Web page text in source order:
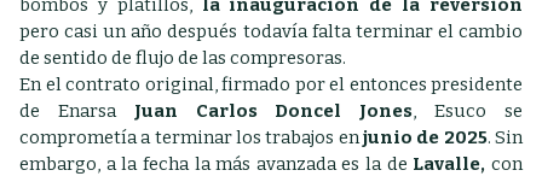
pero casi un año después todavía falta terminar el cambio
de sentido de flujo de las compresoras.
En el contrato original, firmado por el entonces presidente
de Enarsa Juan Carlos Doncel Jones , Esuco se
comprometía a terminar los trabajos en junio de 2025. Sin
embargo, a la fecha la más avanzada es la de Lavalle, con